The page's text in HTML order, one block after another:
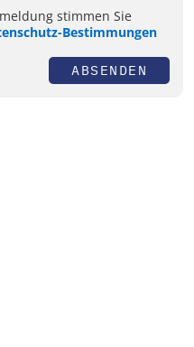
stimmen Sie
Bestimmungen
ABSENDEN